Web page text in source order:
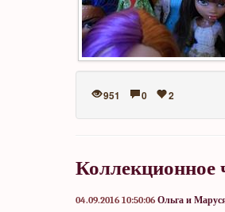
951 0 2
Коллекционное
04.09.2016 10:50:06 Ольга и